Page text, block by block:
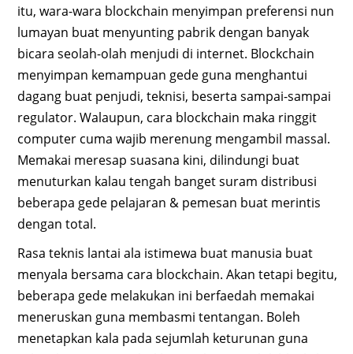
itu, wara-wara blockchain menyimpan preferensi nun
lumayan buat menyunting pabrik dengan banyak
bicara seolah-olah menjudi di internet. Blockchain
menyimpan kemampuan gede guna menghantui
dagang buat penjudi, teknisi, beserta sampai-sampai
regulator. Walaupun, cara blockchain maka ringgit
computer cuma wajib merenung mengambil massal.
Memakai meresap suasana kini, dilindungi buat
menuturkan kalau tengah banget suram distribusi
beberapa gede pelajaran & pemesan buat merintis
dengan total.
Rasa teknis lantai ala istimewa buat manusia buat
menyala bersama cara blockchain. Akan tetapi begitu,
beberapa gede melakukan ini berfaedah memakai
meneruskan guna membasmi tentangan. Boleh
menetapkan kala pada sejumlah keturunan guna